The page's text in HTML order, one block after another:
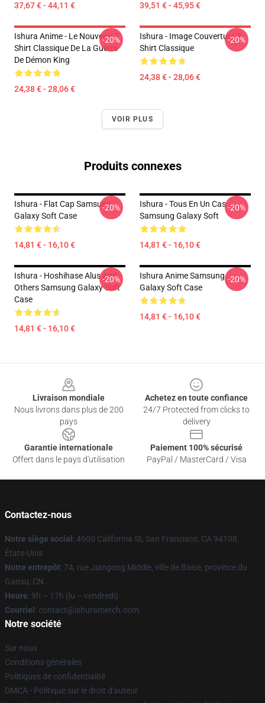
37,67 € - 44,11 € 39,51 € - 45,95 €
Ishura Anime - Le Nouveau T-
Shirt Classique De La Guerre
De Démon King
24,38 € - 28,06 €
-20%
Ishura - Image Couverture T-
Shirt Classique
24,38 € - 28,06 €
-20%
VOIR PLUS
Produits connexes
Ishura - Flat Cap Samsung
Galaxy Soft Case
14,81 € - 16,10 €
-20%
Ishura - Tous En Un Cas
Samsung Galaxy Soft
14,81 € - 16,10 €
-20%
Ishura - Hoshihase Alus And
Others Samsung Galaxy Soft
Case
14,81 € - 16,10 €
-20%
Ishura Anime Samsung
Galaxy Soft Case
14,81 € - 16,10 €
-20%
Livraison mondiale
Nous livrons dans plus de 200
pays
Achetez en toute confiance
24/7 Protected from clicks to
delivery
Garantie internationale
Offert dans le pays d'utilisation
Paiement 100% sécurisé
PayPal / MasterCard / Visa
Contactez-nous
Notre siège social : 4600 California St, San Francisco, CA 94108,
États-Unis
Notre entrepôt: 74, rue Jiangong Middle, ville de Baise, province du
Gansu, CN
Heure: 9h – 17h (lu – vendredi)
Courriel : contact@ishuramerch.com
Notre société
Sur nous
Conditions générales
Politiques de confidentialité
DMCA - Politique sur le droit d'auteur